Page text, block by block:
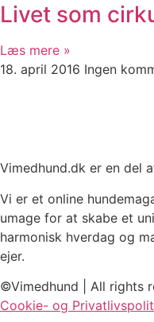
Livet som
Læs mere »
18. april 2016 Ingen
Vimedhund.dk er en del
Vi er et online
umage for at skabe et
harmonisk hverdag og
ejer.
©Vimedhund | All rights
Cookie- og